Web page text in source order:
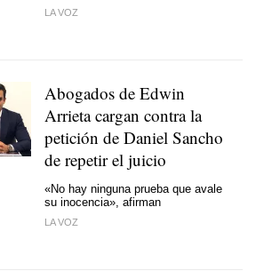
LA VOZ
Abogados de Edwin
Arrieta cargan contra la
petición de Daniel Sancho
de repetir el juicio
«No hay ninguna prueba que avale
su inocencia», afirman
LA VOZ